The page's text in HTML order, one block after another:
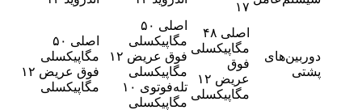
۱۷
دوربین‌های
پشتی
اصلی ۴۸
مگاپیکسلی
فوق
عریض ۱۲
مگاپیکسلی
اصلی ۵۰
مگاپیکسلی
فوق عریض ۱۲
مگاپیکسلی
تله‌فوتوی ۱۰
مگاپیکسلی
اصلی ۵۰
مگاپیکسلی
فوق عریض ۱۲
مگاپیکسلی